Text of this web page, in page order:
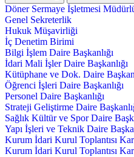
Döner Sermaye İşletmesi
Genel Sekreterlik
Hukuk Müşavirliği
İç Denetim Birimi
Bilgi İşlem Daire Başkanlığı
İdari Mali İşler Daire Başkanlığı
Kütüphane ve Dok. Daire
Öğrenci İşleri Daire Başkanlığı
Personel Daire Başkanlığı
Strateji Geliştirme Daire
Sağlık Kültür ve Spor Daire
Yapı İşleri ve Teknik Daire
Kurum İdari Kurul Toplantısı
Kurum İdari Kurul Toplantısı